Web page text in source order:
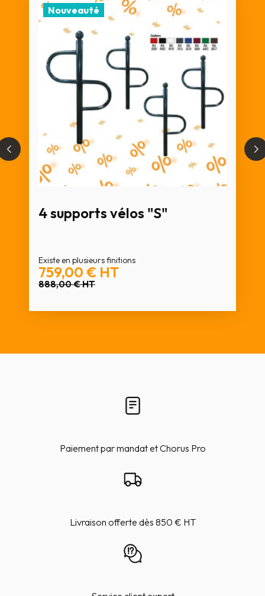
4 supports vélos "S"
Existe en plusieurs finitions
759,00 € HT
888,00 €HT
Nouveauté
Paiement par mandat et Chorus Pro
Livraison offerte dès 850 € HT